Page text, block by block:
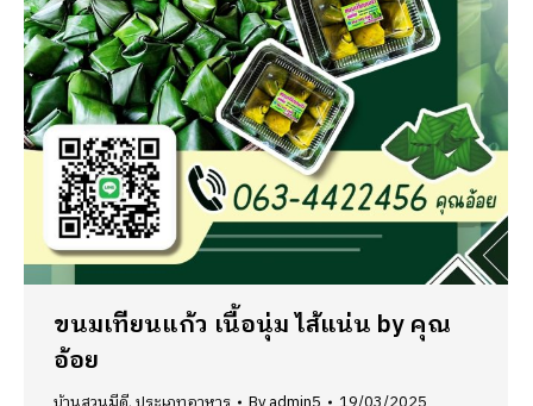
ขนมเทียนแก้ว เนื้อนุ่ม ไส้แน่น by คุณ
อ้อย